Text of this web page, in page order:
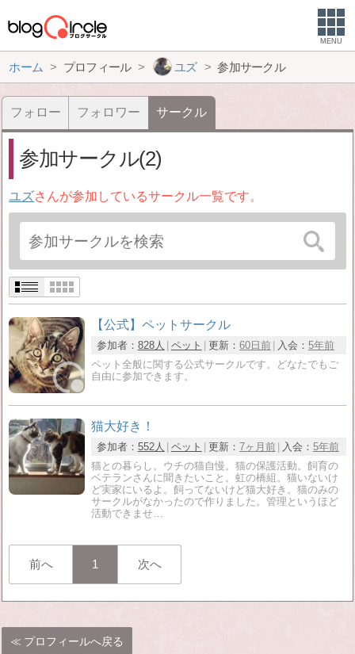
MENU
ホーム プロフィール ユズ 参加サークル
フォロー フォロワー サークル
参加サークル(2)
ユズさんが参加しているサークル一覧です。
【公式】ペットサークル
参加者： 828人 ペット 更新： 60日前 入会： 5年前
ペット全般に関する公式サークルです。どなたでもご
自由に参加できます。
猫大好き！
参加者： 552人 ペット 更新： 7ヶ月前 入会： 5年前
猫との暮らし。ウチの猫自慢。猫の保護活動。飼育の
ベテランさんに聞きたいこと。虹の橋組。猫いないけ
ど実家にいるよ。飼ってないけど猫大好き。猫のみの
サークルがなかったので作りました。管理というほど
活動できませ…
前へ 1 次へ
プロフィールへ戻る